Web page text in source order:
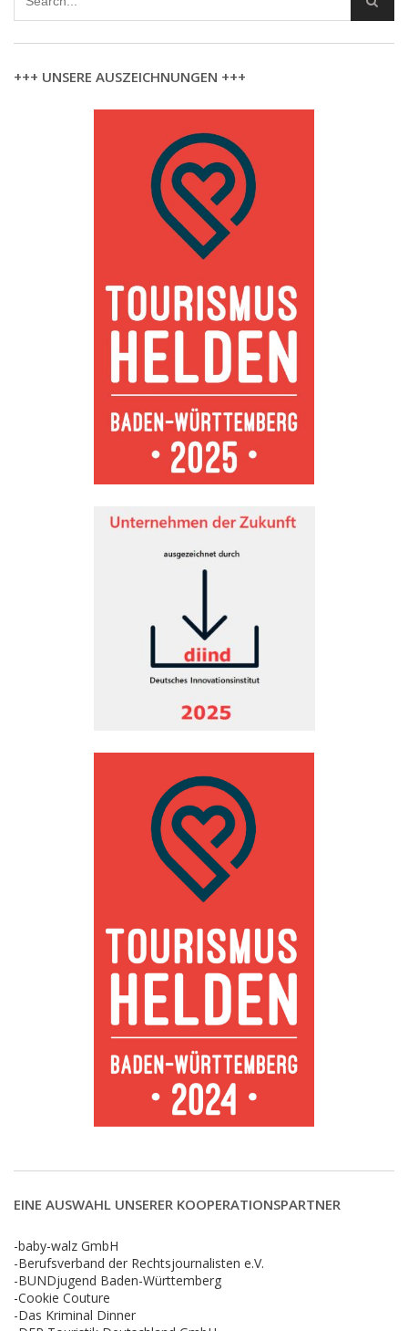
+++ UNSERE AUSZEICHNUNGEN +++
EINE AUSWAHL UNSERER KOOPERATIONSPARTNER
-baby-walz GmbH
-Berufsverband der Rechtsjournalisten e.V.
-BUNDjugend Baden-Württemberg
-Cookie Couture
-Das Kriminal Dinner